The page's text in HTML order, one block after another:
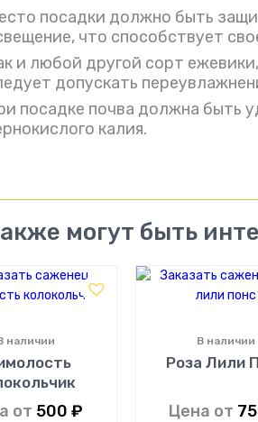
посадки должно быть
что способствует
и любой другой сорт
допускать
посадке почва должна быть
калия.
могут быть
наличии
от 500₽
Роза Лили
В наличии
Цена от